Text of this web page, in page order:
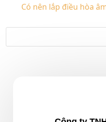
Có nên lắp điều hòa